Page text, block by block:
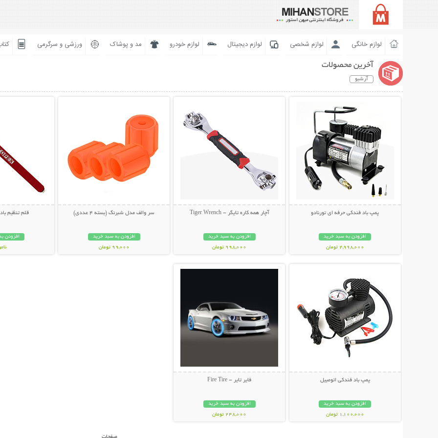
لوازم خانگی لوازم شخصی لوازم دیجیتال لوازم خودرو مد و پوشاک ورزشی و سرگرمی
آخرین محصولات
آرشیو
پمپ باد فندکی حرفه ای تورنادو
افزودن به سبد خرید
2,998,000 تومان
آچار همه کاره تایگر - Tiger Wrench
افزودن به سبد خرید
998,000 تومان
سر والف مدل شبرنگ (بسته 4 عددی)
افزودن به سبد خرید
99,000 تومان
قلم تنظیم
افزودن
پمپ باد فندکی اتومبیل
افزودن به سبد خرید
1,100,000 تومان
فایر تایر - Fire Tire
افزودن به سبد خرید
248,000 تومان